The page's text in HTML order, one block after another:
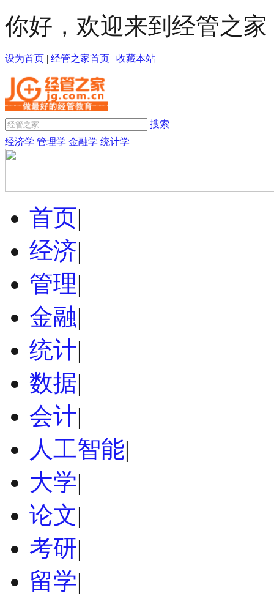
你好，欢迎来到经管之家
设为首页 | 经管之家首页 | 收藏本站
搜索
经济学 管理学 金融学 统计学
首页|
经济|
管理|
金融|
统计|
数据|
会计|
人工智能|
大学|
论文|
考研|
留学|